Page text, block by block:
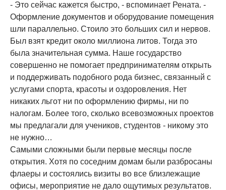
- Это сейчас кажется быстро, - вспоминает Рената. -
Оформление документов и оборудование помещения
шли параллельно. Стоило это больших сил и нервов.
Был взят кредит около миллиона литов. Тогда это
была значительная сумма. Наше государство
совершенно не помогает предпринимателям открыть
и поддерживать подобного рода бизнес, связанный с
услугами спорта, красоты и оздоровления. Нет
никаких льгот ни по оформлению фирмы, ни по
налогам. Более того, сколько всевозможных проектов
мы предлагали для учеников, студентов - никому это
не нужно…
Самыми сложными были первые месяцы после
открытия. Хотя по соседним домам были разбросаны
флаеры и состоялись визиты во все близлежащие
офисы, мероприятие не дало ощутимых результатов.